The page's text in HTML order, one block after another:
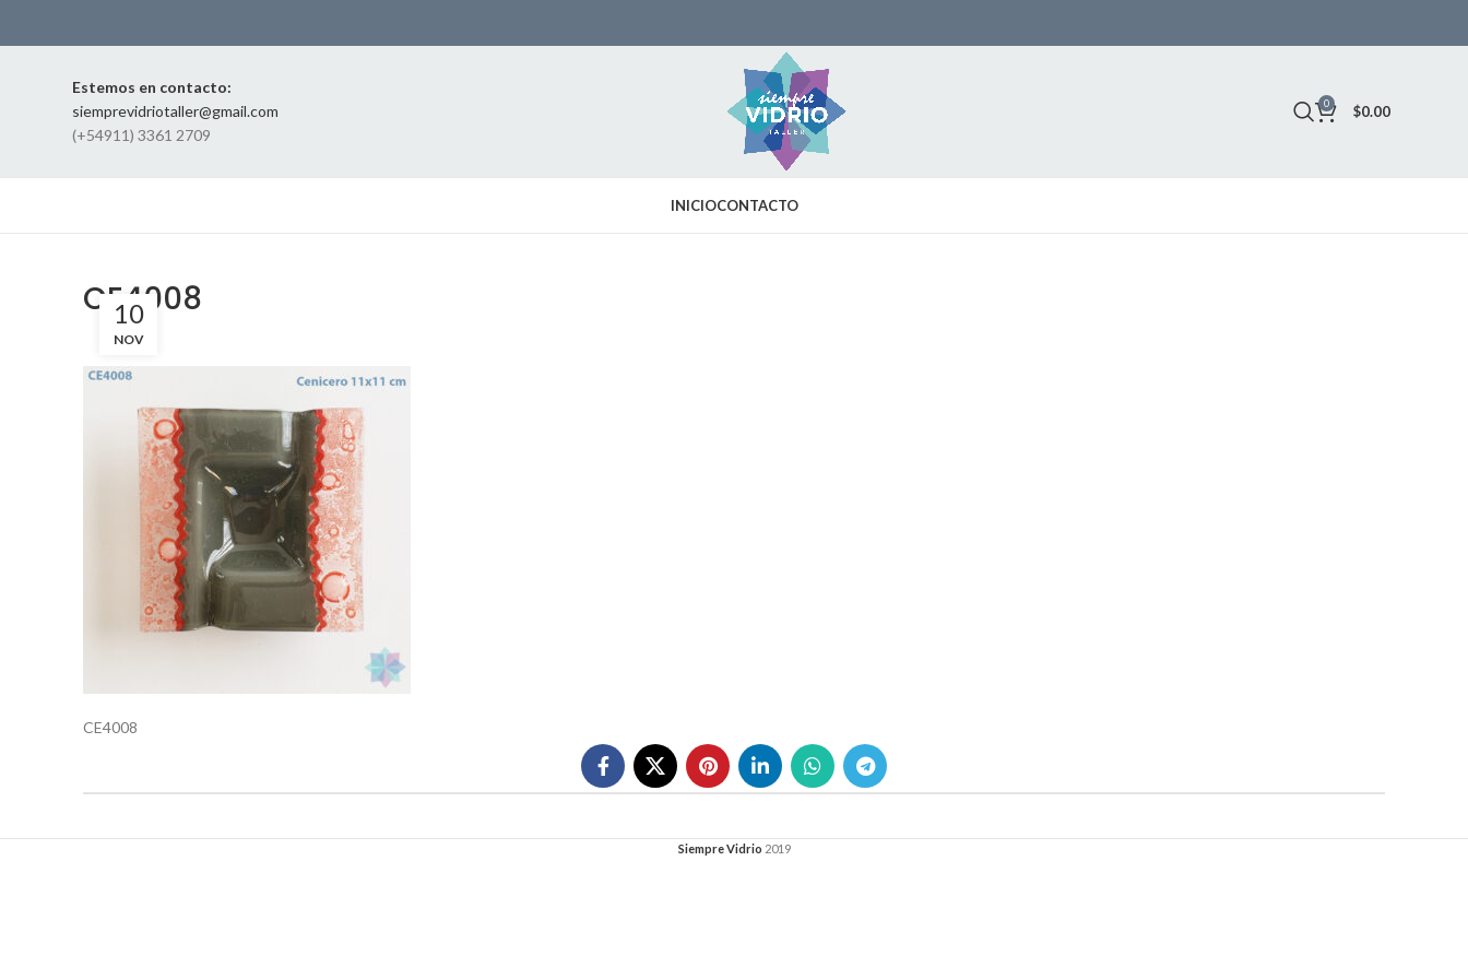
Estemos en contacto:
siemprevidriotaller@gmail.com
(+54911) 3361 2709
0 $0.00
INICIOCONTACTO
CE4008
10
NOV
CE4008
Siempre Vidrio 2019